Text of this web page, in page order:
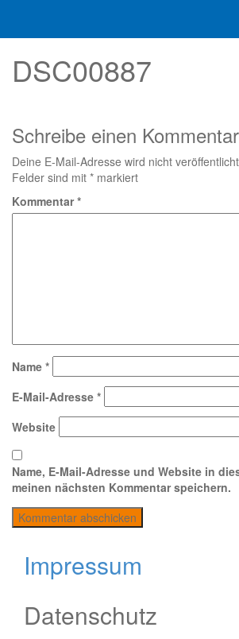
DSC00887
Schreibe einen Kommentar
Deine E-Mail-Adresse wird nicht
Felder sind mit * markiert
Kommentar*
Name *
E-Mail-Adresse *
Website
Name, E-Mail-Adresse und Website in
meinen nächsten Kommentar speichern.
Impressum
Datenschutz